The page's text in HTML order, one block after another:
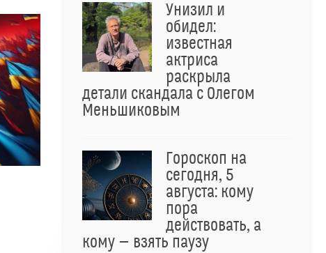
Унизил и
обидел:
известная
актриса
раскрыла
детали скандала с Олегом
Меньшиковым
Гороскоп на
сегодня, 5
августа: кому
пора
действовать, а
кому — взять паузу